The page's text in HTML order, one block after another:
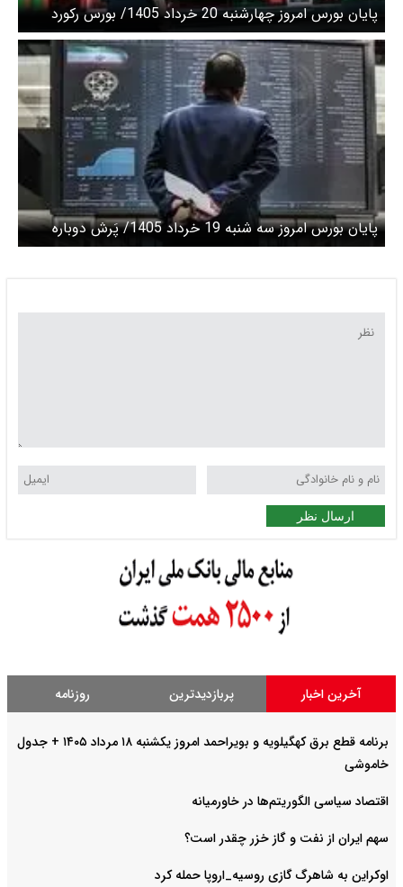
پایان بورس امروز چهارشنبه 20 خرداد 1405/ بورس رکورد
شکست
پایان بورس امروز سه شنبه 19 خرداد 1405/ پَرش دوباره
بورس
ارسال نظر
آخرین اخبار پربازدیدترین روزنامه
برنامه قطع برق کهگیلویه و بویراحمد امروز یکشنبه ۱۸ مرداد ۱۴۰۵ + جدول
خاموشی
اقتصاد سیاسی الگوریتم‌ها در خاورمیانه
سهم ایران از نفت و گاز خزر چقدر است؟
اوکراین به شاهرگ گازی روسیه_اروپا حمله کرد